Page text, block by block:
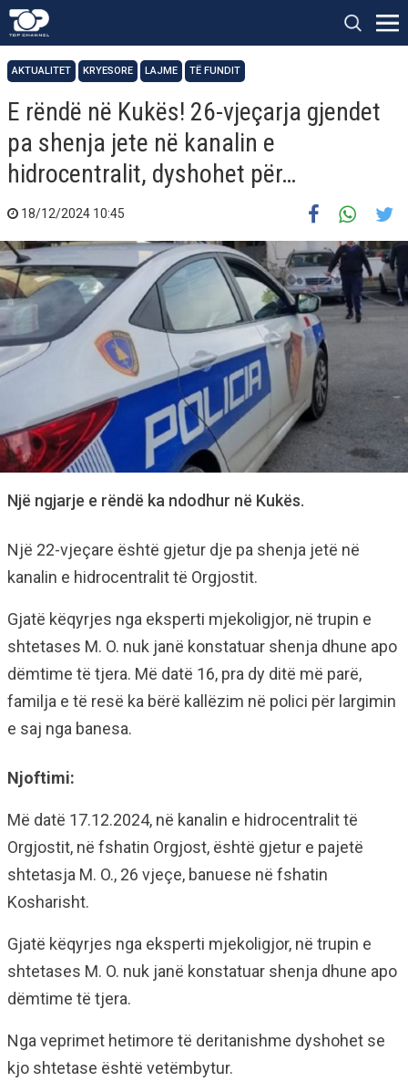
AKTUALITET KRYESORE LAJME TË FUNDIT
E rëndë në Kukës! 26-vjeçarja gjendet
pa shenja jete në kanalin e
hidrocentralit, dyshohet për…
18/12/2024 10:45
Një ngjarje e rëndë ka ndodhur në Kukës.
Një 22-vjeçare është gjetur dje pa shenja jetë në
kanalin e hidrocentralit të Orgjostit.
Gjatë këqyrjes nga eksperti mjekoligjor, në trupin e
shtetases M. O. nuk janë konstatuar shenja dhune apo
dëmtime të tjera. Më datë 16, pra dy ditë më parë,
familja e të resë ka bërë kallëzim në polici për largimin
e saj nga banesa.
Njoftimi:
Më datë 17.12.2024, në kanalin e hidrocentralit të
Orgjostit, në fshatin Orgjost, është gjetur e pajetë
shtetasja M. O., 26 vjeçe, banuese në fshatin
Kosharisht.
Gjatë këqyrjes nga eksperti mjekoligjor, në trupin e
shtetases M. O. nuk janë konstatuar shenja dhune apo
dëmtime të tjera.
Nga veprimet hetimore të deritanishme dyshohet se
kjo shtetase është vetëmbytur.